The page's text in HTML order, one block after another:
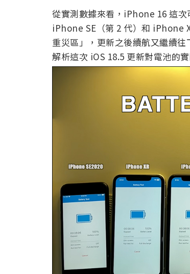
從實測數據來看，iPhone 16 這
iPhone SE（第 2 代）和 iPhone
重災區」，更新之後續航又繼續
解析這次 iOS 18.5 更新對電池的實